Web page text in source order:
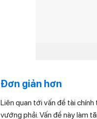
Đơn giản hơn
Liên quan tới vấn đề tài
vướng phải. Vấn đề này làm